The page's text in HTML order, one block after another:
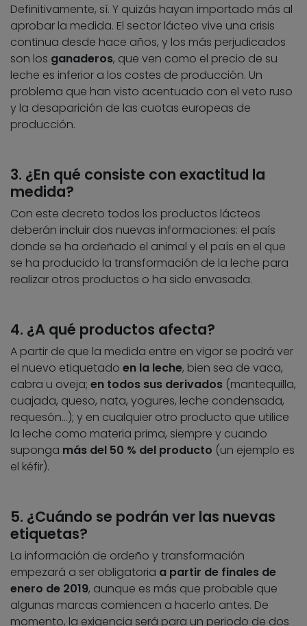
Definitivamente, sí. Y quizás hayan importado más al
aprobar la medida. El sector lácteo vive una crisis
continua desde hace años, y los más perjudicados
son los ganaderos, que ven como el precio de su
leche es inferior a los costes de producción. Un
problema que han visto acentuado con el veto ruso
y la desaparición de las cuotas europeas de
producción.
3. ¿En qué consiste con exactitud la
medida?
Con este decreto todos los productos lácteos
deberán incluir dos nuevas informaciones: el país
donde se ha ordeñado el animal y el país en el que
se ha producido la transformación de la leche para
realizar otros productos o ha sido envasada.
4. ¿A qué productos afecta?
A partir de que la medida entre en vigor se podrá ver
el nuevo etiquetado en la leche, bien sea de vaca,
cabra u oveja; en todos sus derivados (mantequilla,
cuajada, queso, nata, yogures, leche condensada,
requesón…); y en cualquier otro producto que utilice
la leche como materia prima, siempre y cuando
suponga más del 50 % del producto (un ejemplo es
el kéfir).
5. ¿Cuándo se podrán ver las nuevas
etiquetas?
La información de ordeño y transformación
empezará a ser obligatoria a partir de finales de
enero de 2019, aunque es más que probable que
algunas marcas comiencen a hacerlo antes. De
momento, la exigencia será para un periodo de dos